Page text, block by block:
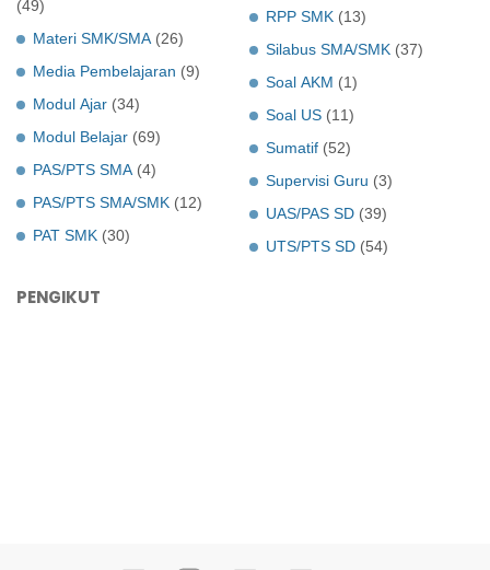
(49)
Materi SMK/SMA (26)
Media Pembelajaran (9)
Modul Ajar (34)
Modul Belajar (69)
PAS/PTS SMA (4)
PAS/PTS SMA/SMK (12)
PAT SMK (30)
RPP SMK (13)
Silabus SMA/SMK (37)
Soal AKM (1)
Soal US (11)
Sumatif (52)
Supervisi Guru (3)
UAS/PAS SD (39)
UTS/PTS SD (54)
PENGIKUT